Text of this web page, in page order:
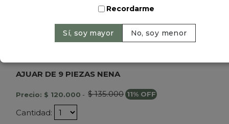
AJUAR DE 9 PIEZAS NENA
Precio: $ 120.000 - $ 135.000 11% OFF
Cantidad:
Recordarme